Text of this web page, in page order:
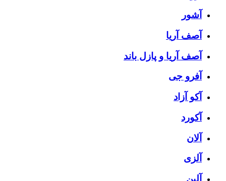
آشور
آصف آریا
آصف آریا و پازل باند
آفرو جی
آکو آزاد
آکورد
آلان
آلزی
آلین